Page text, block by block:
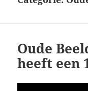
Oude
heeft een